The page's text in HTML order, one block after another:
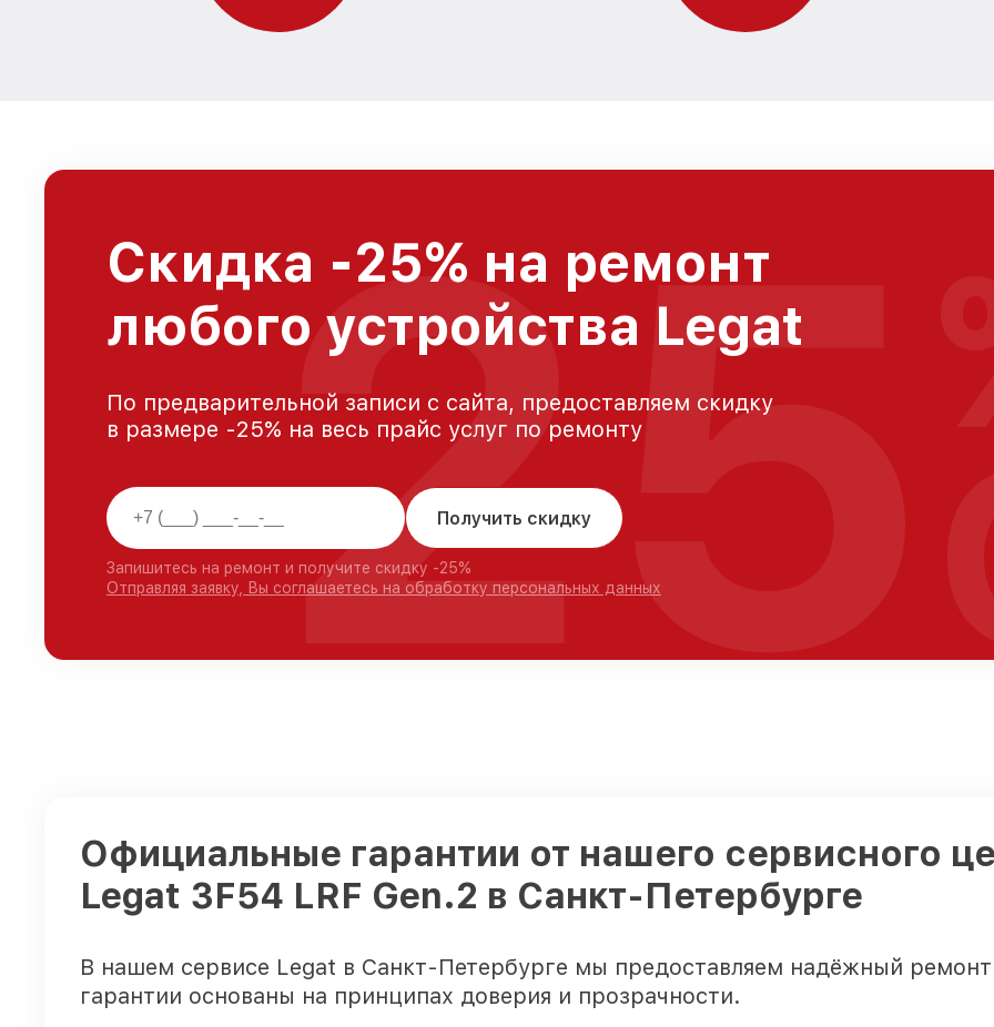
Скидка -25% на ремонт
любого устройства Legat
По предварительной записи с сайта, предоставляем скидку
в размере -25% на весь прайс услуг по ремонту
Получить скидку
Запишитесь на ремонт и получите скидку -25%
Отправляя заявку, Вы соглашаетесь на обработку персональных данных
25
Официальные гарантии от нашего сервисного
Legat 3F54 LRF Gen.2 в Санкт-Петербурге
В нашем сервисе Legat в Санкт-Петербурге мы предоставляем надёжный
гарантии основаны на принципах доверия и прозрачности.